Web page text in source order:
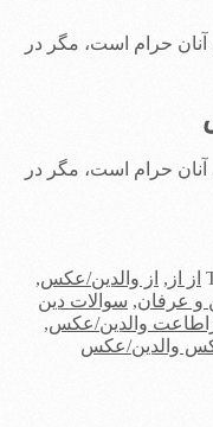
حرام است، مگر در
حرام است، مگر در
از از , از والدین/عکس,
و عرفان, سوالات دین
والدین/عکس,
والدین/عکس